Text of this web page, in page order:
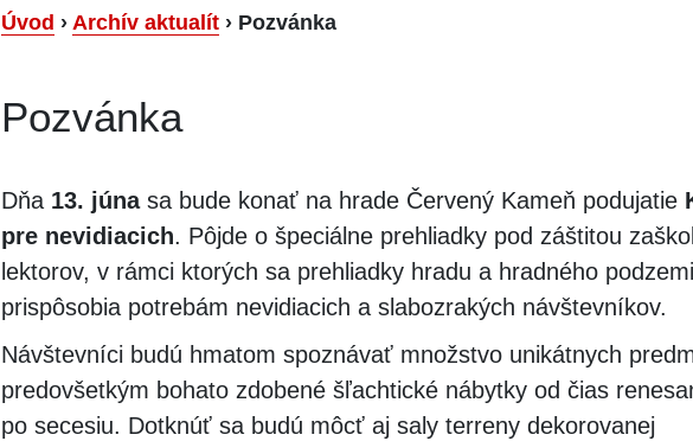
Úvod › Archív aktualít › Pozvánka
Pozvánka
Dňa 13. júnasa bude konať na hrade Červený Kameň podujatie
pre nevidiacich. Pôjde o špeciálne prehliadky pod záštitou
lektorov, v rámci ktorých sa prehliadky hradu a hradného
prispôsobia potrebám nevidiacich a slabozrakých návštevníkov.
Návštevníci budú hmatom spoznávať množstvo unikátnych
predovšetkým bohato zdobené šľachtické nábytky od čias
po secesiu. Dotknúť sa budú môcť aj saly terreny dekorovanej